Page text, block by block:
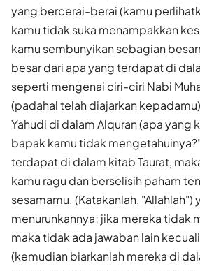
yang bercerai-berai (kamu
kamu tidak suka menampakkan
kamu sembunyikan sebagian
besar dari apa yang terdapat di
seperti mengenai ciri-ciri Nabi
(padahal telah diajarkan
Yahudi di dalam Alquran (apa yang
bapak kamu tidak
terdapat di dalam kitab Taurat,
kamu ragu dan berselisih paham
sesamamu. (Katakanlah, "Allahlah")
menurunkannya; jika mereka tidak
maka tidak ada jawaban lain
(kemudian biarkanlah mereka di